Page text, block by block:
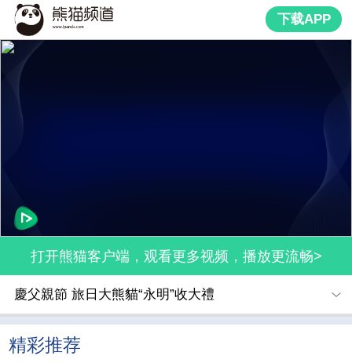
下载APP
打开熊猫客户端，观看更多视频，播放更流畅>
慶父親節 旅日大熊貓“永明”收大禮
精彩推荐